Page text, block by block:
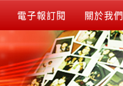
電子報訂閱 關於我們